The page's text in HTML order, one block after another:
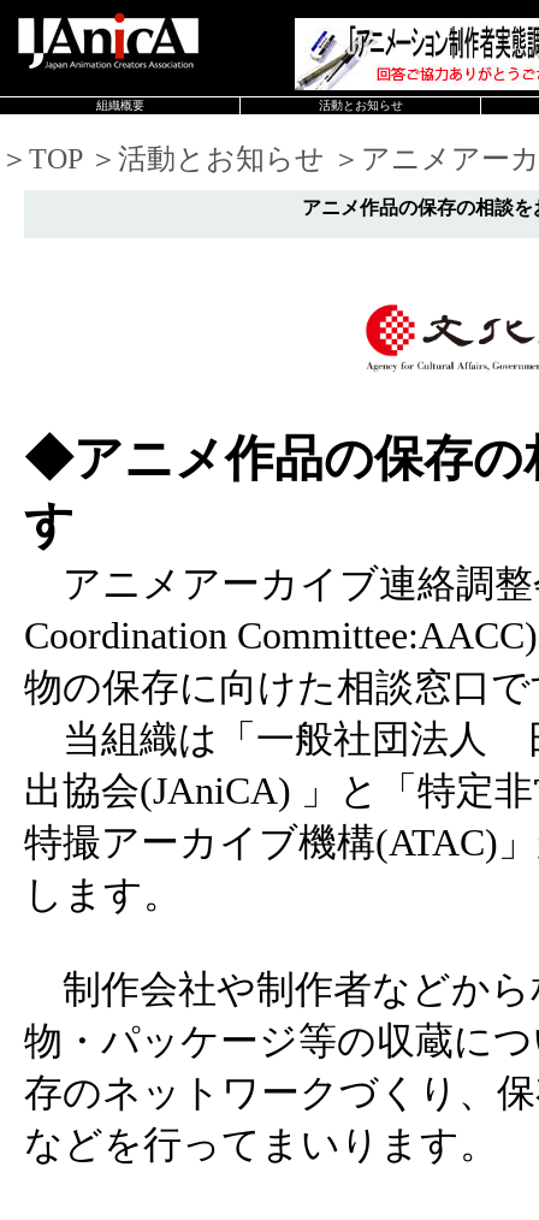
組織概要 活動とお知らせ
＞TOP ＞活動とお知らせ ＞アニメアー
アニメ作品の保存の相談
◆アニメ作品の保存の
す
アニメアーカイブ連絡調整
Coordination
物の保存に向けた相談窓口
当組織は「一般社団法人
出協会(JAniCA) 」と「特定
特撮アーカイブ機構(ATAC)
します。
制作会社や制作者などから
物・パッケージ等の収蔵に
存のネットワークづくり、
などを行ってまいります。